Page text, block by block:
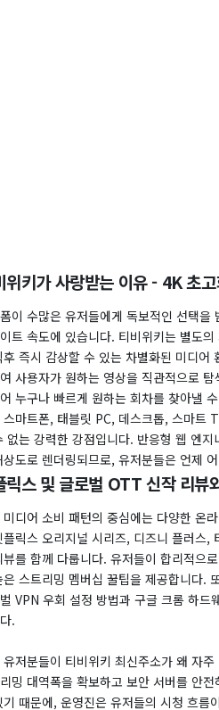
위키가 사랑받는 이유 - 4K 초
이 수많은 유저들에게 독보적인 선택
트 속도에 있습니다. 티비위키는 별도
후 즉시 감상할 수 있는 차별화된 미디
사용자가 원하는 영상을 직관적으로
누구나 빠르게 원하는 회차를 찾아낼
스마트폰, 태블릿 PC, 데스크톱, 스마트
없는 강력한 강점입니다. 반응형 웹 엔
상도로 렌더링되므로, 유저분들은 언제
릭스 및 글로벌 OTT 신작 리뷰
미디어 소비 패턴의 중심에는 다양한 온
플릭스 오리지널 시리즈, 디즈니 플러스,
뷰를 함께 다룹니다. 유저들이 합리적으
은 스트리밍 멤버십 꿀팁을 제공합니다.
VPN 우회 설정 방법과 구글 크롬 하드
.
유저분들이 티비위키 최신주소가 왜 자
밍 대역폭을 확보하고 보안 서버를 안
기 때문에, 운영진은 유저들의 시청 흐름